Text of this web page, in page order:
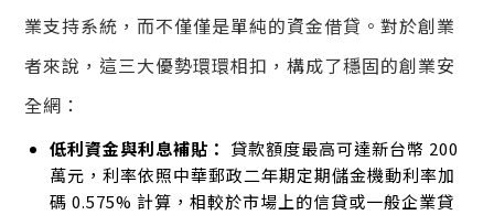
業支持系統，而不僅僅是單純的資金借貸。對於創業
者來說，這三大優勢環環相扣，構成了穩固的創業安
全網：
低利資金與利息補貼： 貸款額度最高可達新台幣 200
萬元，利率依照中華郵政二年期定期儲金機動利率加
碼 0.575% 計算，相較於市場上的信貸或一般企業貸